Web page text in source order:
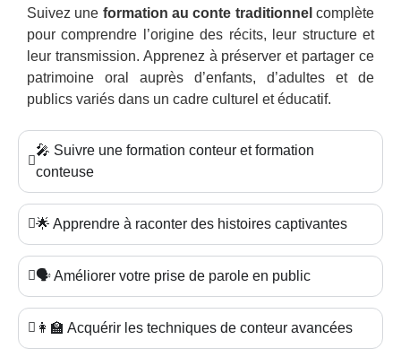
Suivez une formation au conte traditionnel complète
pour comprendre l’origine des récits, leur structure et
leur transmission. Apprenez à préserver et partager ce
patrimoine oral auprès d’enfants, d’adultes et de
publics variés dans un cadre culturel et éducatif.
🎤 Suivre une formation conteur et formation
conteuse
🌟 Apprendre à raconter des histoires captivantes
🗣️ Améliorer votre prise de parole en public
👩‍🏫 Acquérir les techniques de conteur avancées